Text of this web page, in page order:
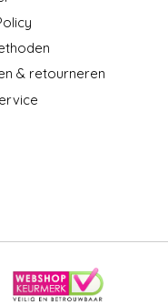
& retourneren